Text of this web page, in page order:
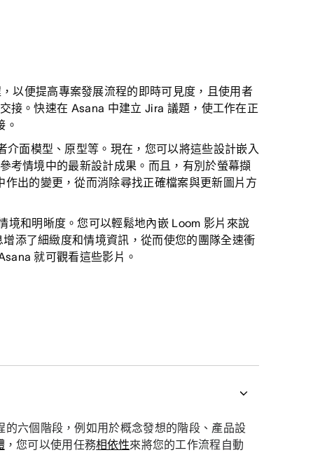
以便提高專案發展流程的即時可見度，且使用者
接。快速在 Asana 中建立 Jira 議題，使工作在正
。
介面模型、原型等。現在，您可以將這些設計嵌入
考情境中的最新設計成果。而且，有別於螢幕擷
出的變更，從而消除尋找正確檔案與更新圖片方
境和明晰度。您可以輕鬆地內嵌 Loom 影片來說
添了細緻度和情境資訊，從而使您的團隊全速衝
就可觀看這些影片。
六個階段，例如用於概念發想的階段、產品設
，您可以使用任務相依性來將您的工作流程自動